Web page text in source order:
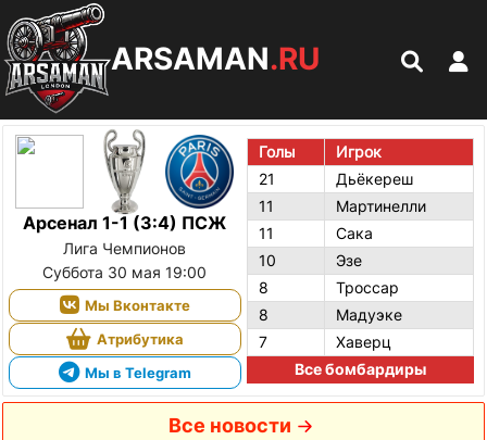
ARSAMAN.RU
Арсенал 1-1 (3:4) ПСЖ
Лига Чемпионов
Суббота 30 мая 19:00
Мы Вконтакте
Атрибутика
Мы в Telegram
Голы
Игрок
21
Дьёкереш
11
Мартинелли
11
Сака
10
Эзе
8
Троссар
8
Мадуэке
7
Хаверц
Все бомбардиры
Все новости